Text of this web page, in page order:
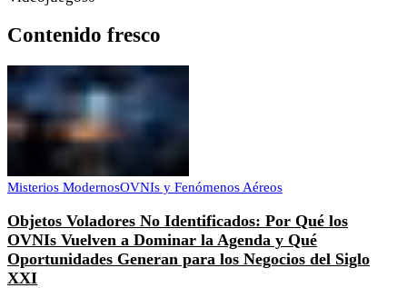
Contenido fresco
Misterios ModernosOVNIs y Fenómenos Aéreos
Objetos Voladores No Identificados: Por Qué los
OVNIs Vuelven a Dominar la Agenda y Qué
Oportunidades Generan para los Negocios del Siglo
XXI